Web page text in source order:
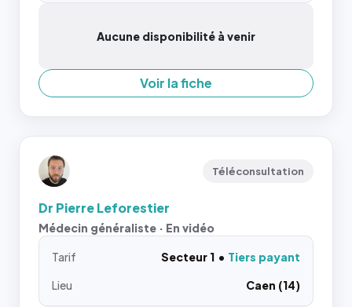
Aucune disponibilité à venir
Voir la fiche
Téléconsultation
Dr Pierre Leforestier
Médecin généraliste · En vidéo
Tarif Secteur 1
Tiers payant
Lieu
Caen (14)